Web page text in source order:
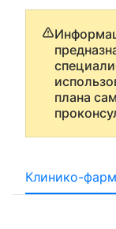
плана
Клинико-